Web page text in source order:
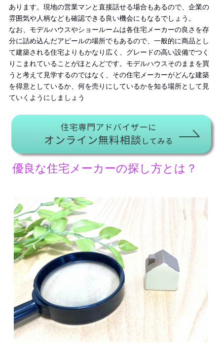
あります。現地の営業マンと直接話せる場合もあるので、企業の
雰囲気や人柄なども確認できる良い機会にもなるでしょう。
なお、モデルハウスやショールームは各住宅メーカーの良さを存
分に詰め込んだアピールの場所でもあるので、一般的に商品とし
て建築される住宅よりもかなり広く、グレードの高い設備でつく
りこまれていることがほとんどです。モデルハウスそのままを買
うと考えて見学するのではなく、その住宅メーカーがどんな建築
を得意としているか、何を売りにしているかを知る場所として見
ていくようにしましょう
優良な住宅メーカーの探し方とは？